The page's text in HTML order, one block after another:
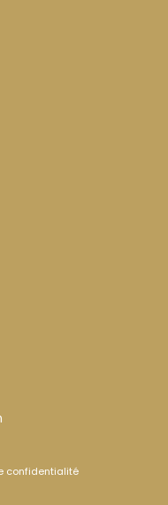
confidentialité